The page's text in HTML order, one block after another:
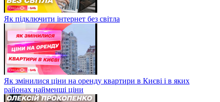
Як підключити інтернет без світла
Як змінилися ціни на оренду квартири в Києві і в яких
районах найменші ціни